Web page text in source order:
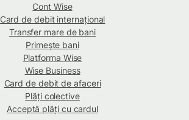
Cont Wise
Card de debit internațional
Transfer mare de bani
Primește bani
Platforma Wise
Wise Business
Card de debit de afaceri
Plăți colective
Acceptă plăți cu cardul